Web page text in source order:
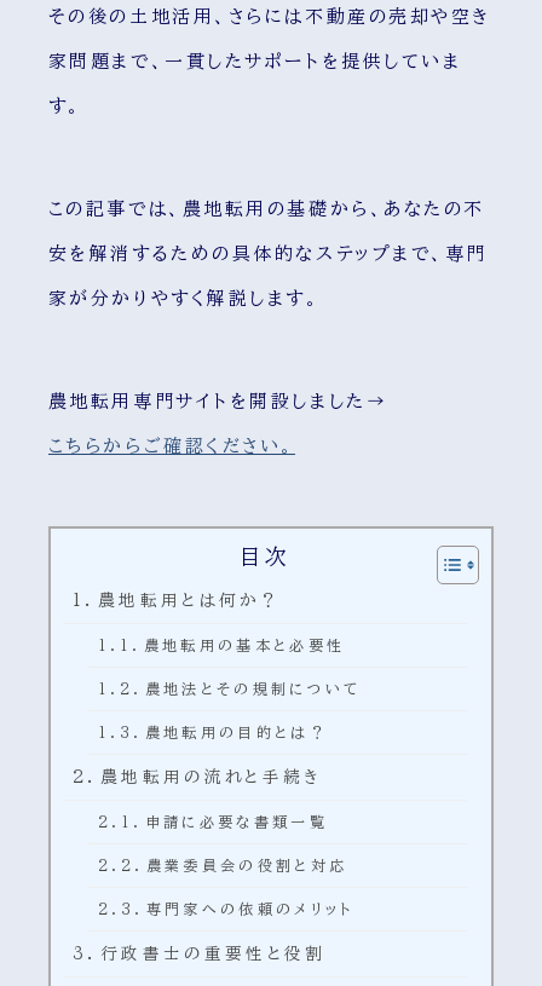
その後の土地活用、さらには不動産の売却や空き
家問題まで、一貫したサポートを提供していま
す。
この記事では、農地転用の基礎から、あなたの不
安を解消するための具体的なステップまで、専門
家が分かりやすく解説します。
農地転用専門サイトを開設しました→
こちらからご確認ください。
目次
農地転用とは何か？
農地転用の基本と必要性
農地法とその規制について
農地転用の目的とは？
農地転用の流れと手続き
申請に必要な書類一覧
農業委員会の役割と対応
専門家への依頼のメリット
行政書士の重要性と役割